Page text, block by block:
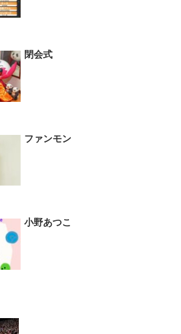
閉会式
ファンモン
小野あつこ